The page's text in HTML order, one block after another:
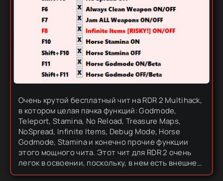
Очень крутой бесплатный чит на RDR 2 Multihack,
в котором целая пачка функций: Godmode,
Teleport, Stamina, No Reload, Treasure Maps,
NoSpread, Infinite Items, Debug Mode, Horse
Godmode, Stamina и конечно прочие функции
этого мощного чита. Этот чит для RDR 2 очень
легок в освоении, поскольку, в нем есть внешнее
меню, в котором находится список горячих